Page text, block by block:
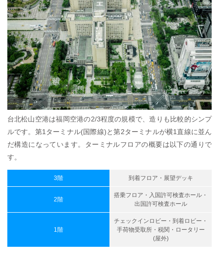
台北松山空港は福岡空港の2/3程度の規模で、造りも比較的シンプ
ルです。第1ターミナル(国際線)と第2ターミナルが横1直線に並ん
だ構造になっています。ターミナルフロアの概要は以下の通りで
す。
3階 到着フロア・展望デッキ
2階
搭乗フロア・入国許可検査ホール・
出国許可検査ホール
1階
チェックインロビー・到着ロビー・
手荷物受取所・税関・ロータリー
(屋外)